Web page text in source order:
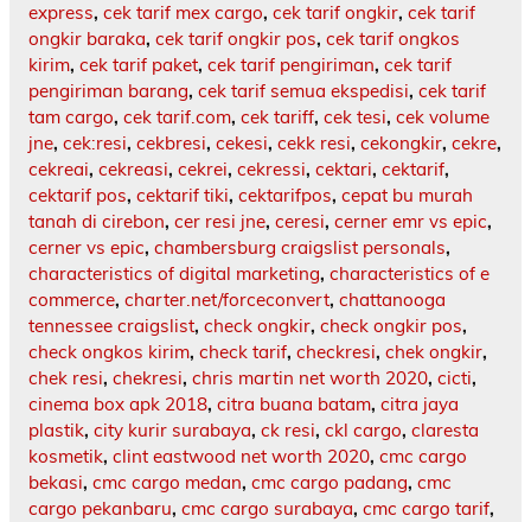
express, cek tarif mex cargo, cek tarif ongkir, cek tarif
ongkir baraka, cek tarif ongkir pos, cek tarif ongkos
kirim, cek tarif paket, cek tarif pengiriman, cek tarif
pengiriman barang, cek tarif semua ekspedisi, cek tarif
tam cargo, cek tarif.com, cek tariff, cek tesi, cek volume
jne, cek:resi, cekbresi, cekesi, cekk resi, cekongkir, cekre,
cekreai, cekreasi, cekrei, cekressi, cektari, cektarif,
cektarif pos, cektarif tiki, cektarifpos, cepat bu murah
tanah di cirebon, cer resi jne, ceresi, cerner emr vs epic,
cerner vs epic, chambersburg craigslist personals,
characteristics of digital marketing, characteristics of e
commerce, charter.net/forceconvert, chattanooga
tennessee craigslist, check ongkir, check ongkir pos,
check ongkos kirim, check tarif, checkresi, chek ongkir,
chek resi, chekresi, chris martin net worth 2020, cicti,
cinema box apk 2018, citra buana batam, citra jaya
plastik, city kurir surabaya, ck resi, ckl cargo, claresta
kosmetik, clint eastwood net worth 2020, cmc cargo
bekasi, cmc cargo medan, cmc cargo padang, cmc
cargo pekanbaru, cmc cargo surabaya, cmc cargo tarif,